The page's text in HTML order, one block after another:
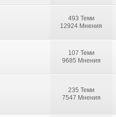
493 Теми
12924 Мнения
107 Теми
9685 Мнения
235 Теми
7547 Мнения